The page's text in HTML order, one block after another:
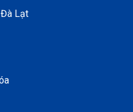
Đà Lạt